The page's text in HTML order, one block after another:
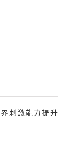
刺激能力提